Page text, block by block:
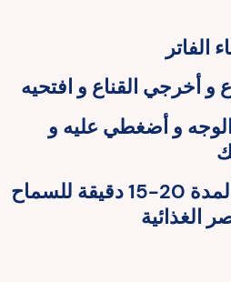
و أضغطي عليه و
4- استرخي و اتركيه لمدة 20-15 دقيقة للسماح
الغذائية